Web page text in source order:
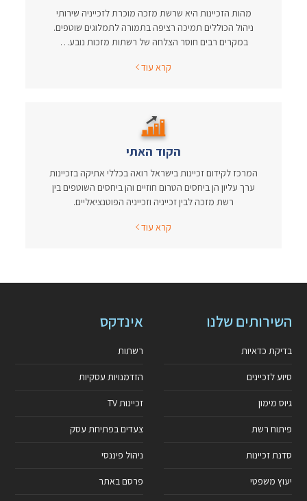
מהות הזכיינות היא שרשת מזכה מוכרת לזכייניה שירותי
ניהול הכוללים תמיכה רציפה בתמורה לתמלוגים שוטפים.
במקרים רבים חוסר הצלחה של רשתות מזכות נובע…
קרא עוד
הקוד האתי
המרכז לקידום זכיינות בישראל רואה בכללי אתיקה בזכיינות
ערך עליון הן ביחסים הטרום חוזיים והן ביחסים השוטפים בין
רשת מזכה לבין זכייניה וזכייניה הפוטנציאליים.
קרא עוד
השירותים שלנו
בדיקת כדאיות
סיוע לזכיינים
גיוס מימון
פיתוח רשת
סדנת זכיינות
יעוץ משפטי
אינדקס
רשתות
הזדמנויות עסקיות
זכיינות TV
צעדים בפתיחת עסק
ניהול פיננסי
פרסם באתר